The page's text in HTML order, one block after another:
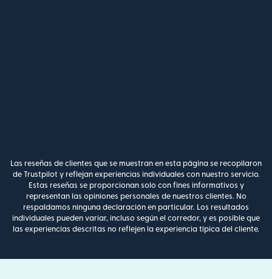
Las reseñas de clientes que se muestran en esta página se recopilaron
de Trustpilot y reflejan experiencias individuales con nuestro servicio.
Estas reseñas se proporcionan solo con fines informativos y
representan las opiniones personales de nuestros clientes. No
respaldamos ninguna declaración en particular. Los resultados
individuales pueden variar, incluso según el corredor, y es posible que
las experiencias descritas no reflejen la experiencia típica del cliente.